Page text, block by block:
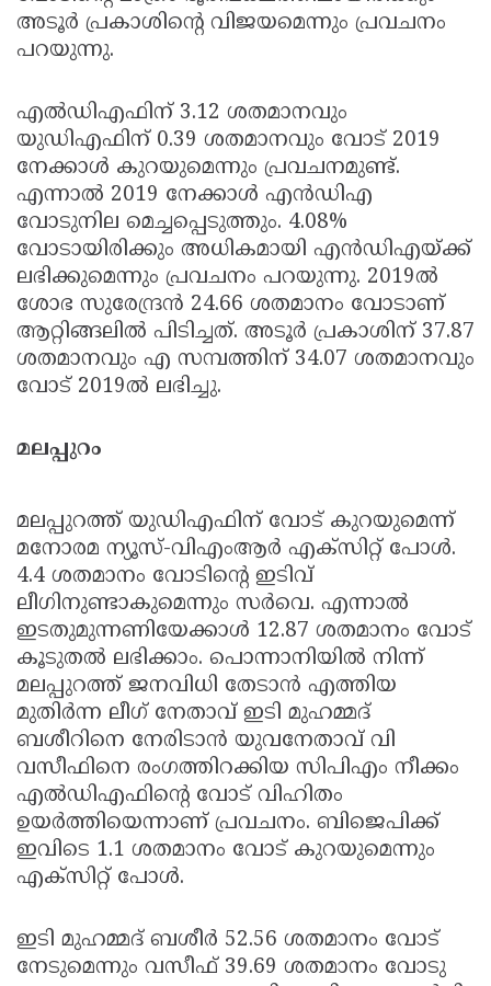
അടൂര്‍ പ്രകാശിന്റെ വിജയമെന്നും പ്രവചനം
പറയുന്നു.
എല്‍ഡിഎഫിന് 3.12 ശതമാനവും
യുഡിഎഫിന് 0.39 ശതമാനവും വോട് 2019
നേക്കാള്‍ കുറയുമെന്നും പ്രവചനമുണ്ട്.
എന്നാല്‍ 2019 നേക്കാള്‍ എന്‍ഡിഎ
വോടുനില മെച്ചപ്പെടുത്തും. 4.08%
വോടായിരിക്കും അധികമായി എന്‍ഡിഎയ്ക്ക്
ലഭിക്കുമെന്നും പ്രവചനം പറയുന്നു. 2019ല്‍
ശോഭ സുരേന്ദ്രന്‍ 24.66 ശതമാനം വോടാണ്
ആറ്റിങ്ങലില്‍ പിടിച്ചത്. അടൂര്‍ പ്രകാശിന് 37.87
ശതമാനവും എ സമ്പത്തിന് 34.07 ശതമാനവും
വോട് 2019ല്‍ ലഭിച്ചു.
മലപ്പുറം
മലപ്പുറത്ത് യുഡിഎഫിന് വോട് കുറയുമെന്ന്
മനോരമ ന്യൂസ്-വിഎംആര്‍ എക്‌സിറ്റ് പോള്‍.
4.4 ശതമാനം വോടിന്റെ ഇടിവ്
ലീഗിനുണ്ടാകുമെന്നും സര്‍വെ. എന്നാല്‍
ഇടതുമുന്നണിയേക്കാള്‍ 12.87 ശതമാനം വോട്
കൂടുതല്‍ ലഭിക്കാം. പൊന്നാനിയില്‍ നിന്ന്
മലപ്പുറത്ത് ജനവിധി തേടാന്‍ എത്തിയ
മുതിര്‍ന്ന ലീഗ് നേതാവ് ഇടി മുഹമ്മദ്
ബശീറിനെ നേരിടാന്‍ യുവനേതാവ് വി
വസീഫിനെ രംഗത്തിറക്കിയ സിപിഎം നീക്കം
എല്‍ഡിഎഫിന്റെ വോട് വിഹിതം
ഉയര്‍ത്തിയെന്നാണ് പ്രവചനം. ബിജെപിക്ക്
ഇവിടെ 1.1 ശതമാനം വോട് കുറയുമെന്നും
എക്‌സിറ്റ് പോള്‍.
ഇടി മുഹമ്മദ് ബശീര്‍ 52.56 ശതമാനം വോട്
നേടുമെന്നും വസീഫ് 39.69 ശതമാനം വോടു